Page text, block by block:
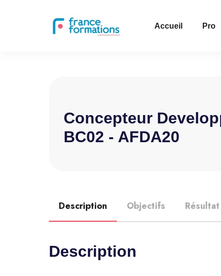
Accueil Pro
Concepteur
BC02 - AFDA20
Description Objectifs Résultat
Description